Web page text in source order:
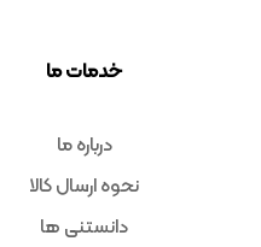
خدمات ما
درباره ما
نحوه ارسال کالا
دانستنی ها